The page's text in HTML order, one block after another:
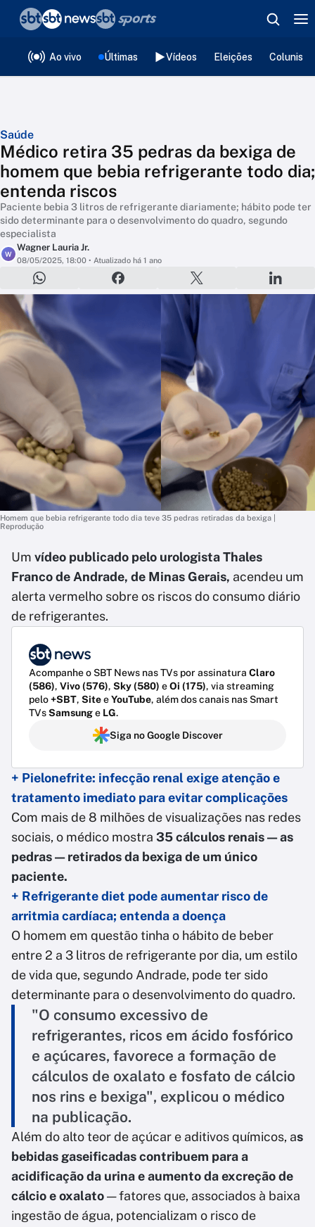
Ao vivo Últimas Vídeos Eleições
Saúde
Médico retira 35 pedras da bexiga de
homem que bebia refrigerante todo dia;
entenda riscos
Paciente bebia 3 litros de refrigerante diariamente; hábito pode ter
sido determinante para o desenvolvimento do quadro, segundo
especialista
W
Wagner Lauria Jr.
08/05/2025, 18:00 • Atualizado há 1 ano
Homem que bebia refrigerante todo dia teve 35 pedras retiradas da bexiga |
Reprodução
Um vídeo publicado pelo urologista Thales
Franco de Andrade, de Minas Gerais, acendeu um
alerta vermelho sobre os riscos do consumo diário
de refrigerantes.
Acompanhe o SBT News nas TVs por assinatura Claro
(586), Vivo (576), Sky (580) eOi (175), via streaming
pelo+SBT, SiteeYouTube, além dos canais nas Smart
TVsSamsunge LG.
Siga no Google Discover
+ Pielonefrite: infecção renal exige atenção e
tratamento imediato para evitar complicações
Com mais de 8 milhões de visualizações nas redes
sociais, o médico mostra 35 cálculos renais — as
pedras — retirados da bexiga de um único
paciente.
+ Refrigerante diet pode aumentar risco de
arritmia cardíaca; entenda a doença
O homem em questão tinha o hábito de beber
entre 2 a 3 litros de refrigerante por dia, um estilo
de vida que, segundo Andrade, pode ter sido
determinante para o desenvolvimento do quadro.
"O consumo excessivo de
refrigerantes, ricos em ácido fosfórico
e açúcares, favorece a formação de
cálculos de oxalato e fosfato de cálcio
nos rins e bexiga", explicou o médico
na publicação.
Além do alto teor de açúcar e aditivos químicos, as
bebidas gaseificadas contribuem para a
acidificação da urina e aumento da excreção de
cálcio e oxalato— fatores que, associados à baixa
ingestão de água, potencializam o risco de
❮voltar
Editorias